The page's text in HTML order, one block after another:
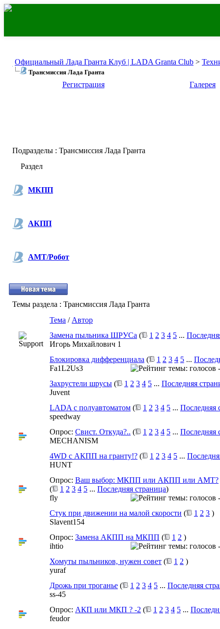
Официальный Лада Гранта Клуб | LADA Granta Club >
Трансмиссия Лада Гранта
Регистрация Галерея
Подразделы : Трансмиссия Лада Гранта
Раздел
МКПП
АКПП
АМТ/Робот
Темы раздела : Трансмиссия Лада Гранта
Тема / Автор
Замена пыльника ШРУСа ( 1 2 3 4 5 ...
Игорь Михайлович 1
Блокировка дифференциала ( 1 2 3 4 5 ...
Fa1L2Us3
Захрустели шрусы ( 1 2 3 4 5 ... Последняя
Juvent
LADA с полуавтоматом ( 1 2 3 4 5 ... Последняя
speedway
Опрос: Свист. Откуда?.. ( 1 2 3 4 5 ... Последняя
MECHANISM
4WD c АКПП на гранту!? ( 1 2 3 4 5 ...
HUNT
Опрос: Ваш выбор: МКПП или АКПП или АМТ?
(
1 2 3 4 5 ... Последняя страница)
flу
Стук при движении на малой скорости ( 1 2 3 )
Slavent154
Опрос: Замена АКПП на МКПП ( 1 2 )
ihtio
Хомуты пыльников, нужен совет ( 1 2 )
yuraf
Дрожь при троганье ( 1 2 3 4 5 ... Последняя
ss-45
Опрос: АКП или МКП ? -2 ( 1 2 3 4 5 ...
feudor